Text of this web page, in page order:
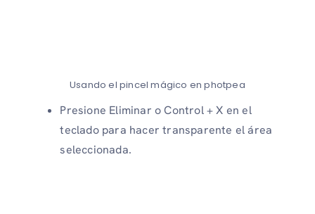
Usando el pincel mágico en photpea
Presione Eliminar o Control + X en el
teclado para hacer transparente el área
seleccionada.